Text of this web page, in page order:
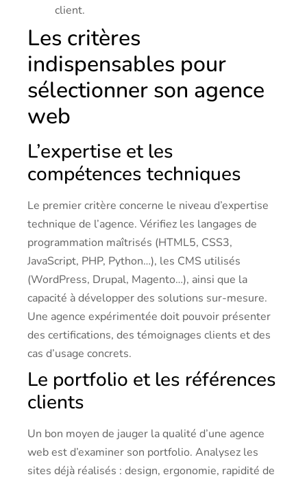
client.
Les critères
indispensables pour
sélectionner son agence
web
L’expertise et les
compétences techniques
Le premier critère concerne le niveau d’expertise
technique de l’agence. Vérifiez les langages de
programmation maîtrisés (HTML5, CSS3,
JavaScript, PHP, Python…), les CMS utilisés
(WordPress, Drupal, Magento…), ainsi que la
capacité à développer des solutions sur-mesure.
Une agence expérimentée doit pouvoir présenter
des certifications, des témoignages clients et des
cas d’usage concrets.
Le portfolio et les références
clients
Un bon moyen de jauger la qualité d’une agence
web est d’examiner son portfolio. Analysez les
sites déjà réalisés : design, ergonomie, rapidité de